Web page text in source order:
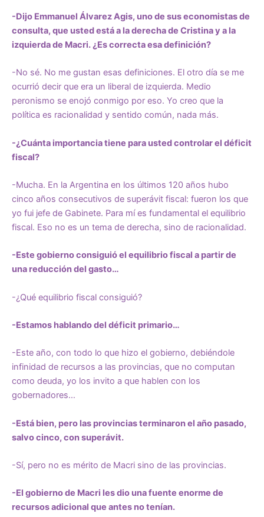
-Dijo Emmanuel Álvarez Agis, uno de sus economistas de
consulta, que usted está a la derecha de Cristina y a la
izquierda de Macri. ¿Es correcta esa definición?
-No sé. No me gustan esas definiciones. El otro día se me
ocurrió decir que era un liberal de izquierda. Medio
peronismo se enojó conmigo por eso. Yo creo que la
política es racionalidad y sentido común, nada más.
-¿Cuánta importancia tiene para usted controlar el déficit
fiscal?
-Mucha. En la Argentina en los últimos 120 años hubo
cinco años consecutivos de superávit fiscal: fueron los que
yo fui jefe de Gabinete. Para mí es fundamental el equilibrio
fiscal. Eso no es un tema de derecha, sino de racionalidad.
-Este gobierno consiguió el equilibrio fiscal a partir de
una reducción del gasto…
-¿Qué equilibrio fiscal consiguió?
-Estamos hablando del déficit primario…
-Este año, con todo lo que hizo el gobierno, debiéndole
infinidad de recursos a las provincias, que no computan
como deuda, yo los invito a que hablen con los
gobernadores…
-Está bien, pero las provincias terminaron el año pasado,
salvo cinco, con superávit.
-Sí, pero no es mérito de Macri sino de las provincias.
-El gobierno de Macri les dio una fuente enorme de
recursos adicional que antes no tenían.